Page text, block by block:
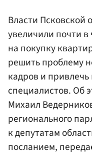
Власти Псковской
увеличили почти
на покупку
решить проблему
кадров и
специалистов. Об
Михаил
регионального
к депутатам
посланием,